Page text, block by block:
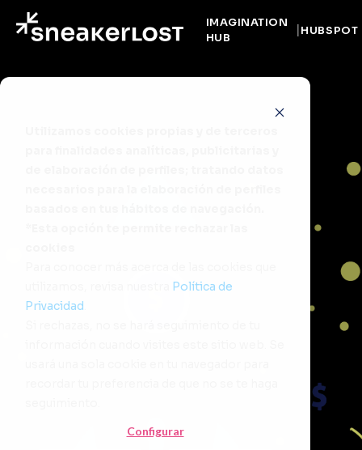
Política de
Privacidad
Configurar
IMAGINATION
HUB
HUBSPOT